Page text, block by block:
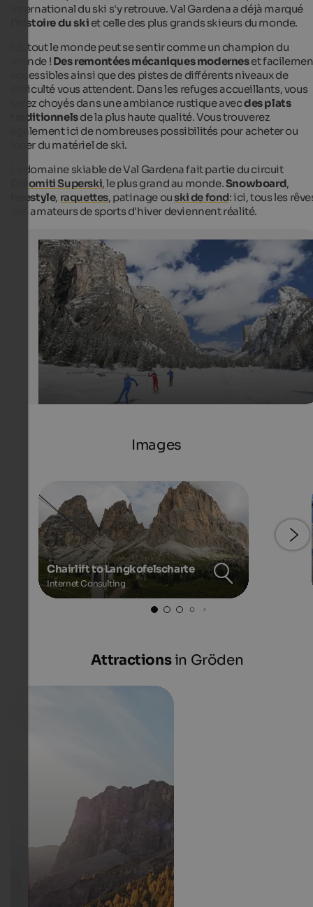
Skigebiet Gröden
Skigebiet Gröden
Val Gardena-Gröden Marketing
international du ski s'y retrouve. Val Gardena a déjà marqué
l'histoire du ski et celle des plus grands skieurs du monde.
Ici, tout le monde peut se sentir comme un champion du
monde ! Des remontées mécaniquesmoderneset
accessibles ainsi que des pistes de différents niveaux de
difficulté vous attendent. Dans les refuges accueillants, vous
serez choyés dans une ambiance rustique avecdes plats
traditionnelsde la plus haute qualité. Vous trouverez
également ici de nombreuses possibilités pour acheter ou
louer du matériel de ski.
Le domaine skiable de Val Gardena fait partie du circuit
Dolomiti Superski, le plus grand au monde.Snowboard,
freestyle, raquettes, patinage ouski de fond: ici, tous les
des amateurs de sports d'hiver deviennent réalité.
Images
Chairlift to Langkofelscharte
Internet Consulting
Attractionsin Gröden